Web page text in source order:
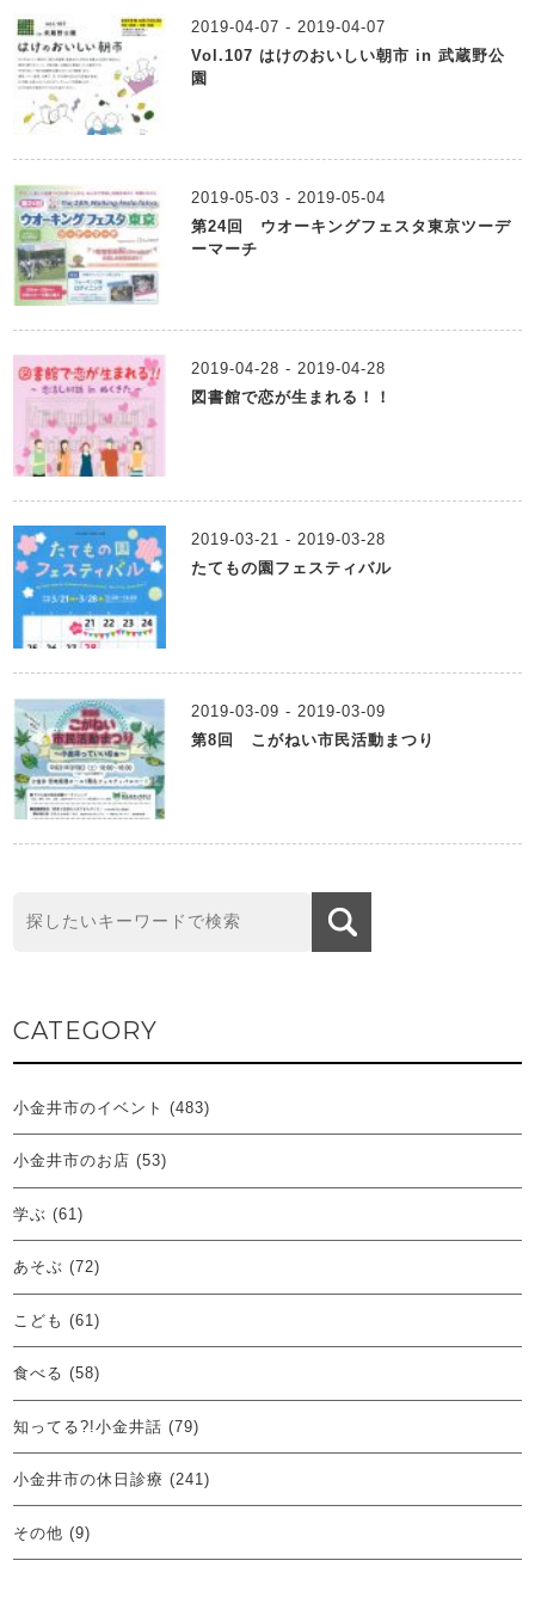
2019-04-07 - 2019-04-07
Vol.107 はけのおいしい朝市 in 武蔵野公
園
2019-05-03 - 2019-05-04
第24回 ウオーキングフェスタ東京ツーデ
ーマーチ
2019-04-28 - 2019-04-28
図書館で恋が生まれる！！
2019-03-21 - 2019-03-28
たてもの園フェスティバル
2019-03-09 - 2019-03-09
第8回 こがねい市民活動まつり
CATEGORY
小金井市のイベント (483)
小金井市のお店 (53)
学ぶ (61)
あそぶ (72)
こども (61)
食べる (58)
知ってる?!小金井話 (79)
小金井市の休日診療 (241)
その他 (9)